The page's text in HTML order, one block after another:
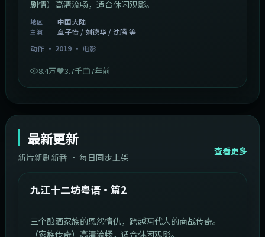
剧情）高清流畅，适合休闲观影。
地区 中国大陆
主演
章子怡 / 刘德华 / 沈腾 等
动作· 2019· 电影
8.4万 3.7千 7年前
最新更新
新片新剧新番 · 每日同步上架
查看更多
最新
中国大陆 1:20:26
九江十二坊粤语·篇2
三个酿酒家族的恩怨情仇，跨越两代人的商战传奇。
（家族传奇）高清流畅，适合休闲观影。